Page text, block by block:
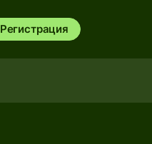
Регистрация